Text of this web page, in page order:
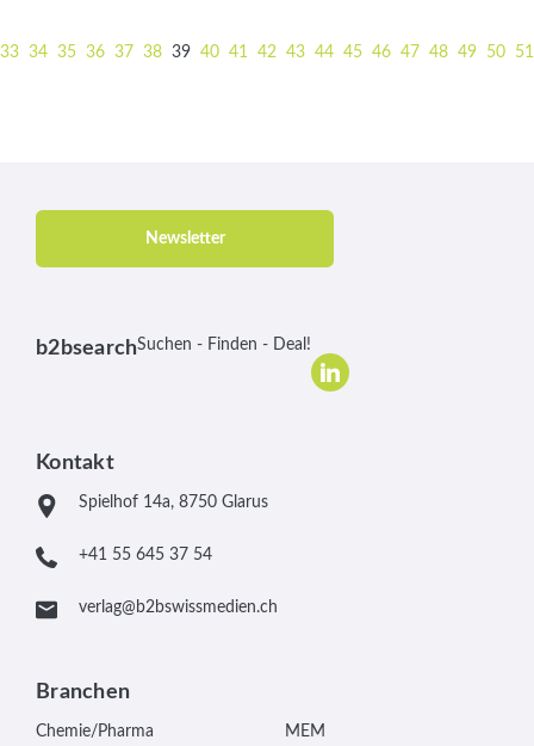
33 34 35 36 37 38 39 40 41 42 43 44 45 46 47 48 49 50 51
Newsletter
b2bsearchSuchen - Finden - Deal!
Kontakt
Spielhof 14a, 8750 Glarus
+41 55 645 37 54
verlag@b2bswissmedien.ch
Branchen
Chemie/Pharma MEM